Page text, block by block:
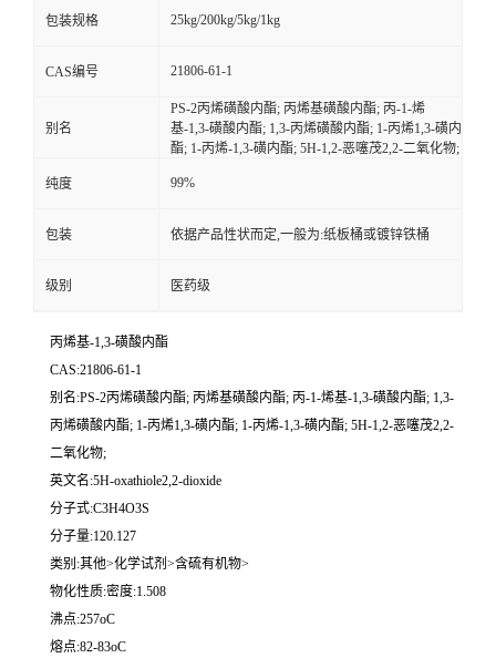
包装规格 25kg/200kg/5kg/1kg
CAS编号 21806-61-1
别名
PS-2丙烯磺酸内酯; 丙烯基磺酸内酯; 丙-1-烯
基-1,3-磺酸内酯; 1,3-丙烯磺酸内酯; 1-丙烯1,3-磺内
酯; 1-丙烯-1,3-磺内酯; 5H-1,2-恶噻茂2,2-二氧化物;
纯度 99%
包装 依据产品性状而定,一般为:纸板桶或镀锌铁桶
级别 医药级
丙烯基-1,3-磺酸内酯
CAS:21806-61-1
别名:PS-2丙烯磺酸内酯; 丙烯基磺酸内酯; 丙-1-烯基-1,3-磺酸内酯; 1,3-
丙烯磺酸内酯; 1-丙烯1,3-磺内酯; 1-丙烯-1,3-磺内酯; 5H-1,2-恶噻茂2,2-
二氧化物;
英文名:5H-oxathiole2,2-dioxide
分子式:C3H4O3S
分子量:120.127
类别:其他>化学试剂>含硫有机物>
物化性质:密度:1.508
沸点:257oC
熔点:82-83oC